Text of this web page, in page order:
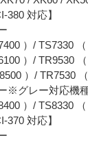
380 対応】
）/ TS7330
）/ TR9530
）/ TR7530
※グレー対応機
）/ TS8330
370 対応】